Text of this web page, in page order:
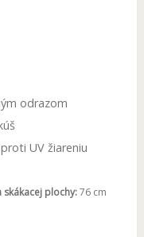
odrazom
UV žiareniu
skákacej plochy:76 cm